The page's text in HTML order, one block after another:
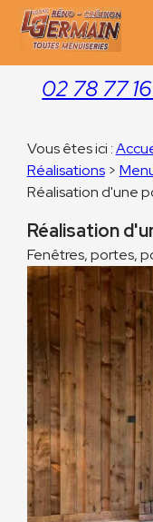
02 78 77
Vous êtes ici :
Réalisations>
Réalisation d'une
Réalisation
Fenêtres, portes,
Panneau de gestion